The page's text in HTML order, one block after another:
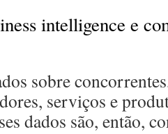
intelligence e
sobre
serviços e
dados são, então,